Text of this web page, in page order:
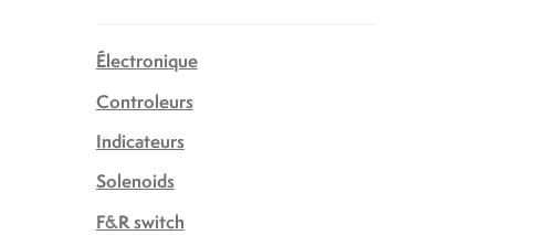
Électronique
Controleurs
Indicateurs
Solenoids
F&R switch